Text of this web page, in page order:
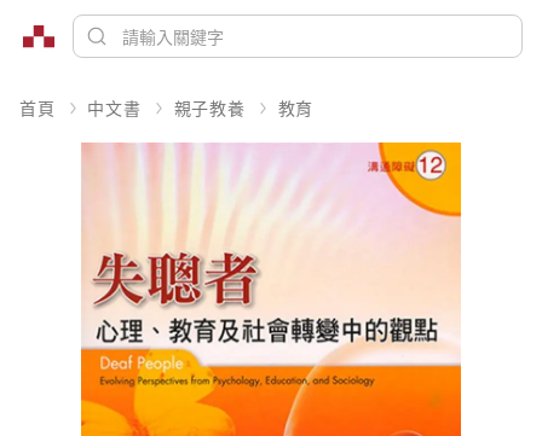
首頁 中文書 親子教養 教育